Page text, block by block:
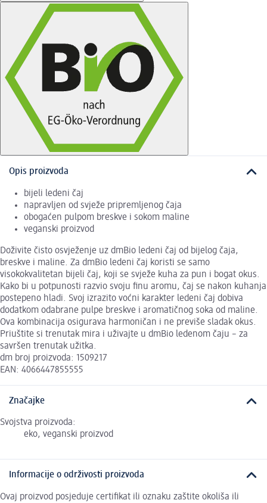
Opis proizvoda
bijeli ledeni čaj
napravljen od svježe pripremljenog čaja
obogaćen pulpom breskve i sokom maline
veganski proizvod
Doživite čisto osvježenje uz dmBio ledeni čaj od bijelog čaja,
breskve i maline. Za dmBio ledeni čaj koristi se samo
visokokvalitetan bijeli čaj, koji se svježe kuha za pun i bogat okus.
Kako bi u potpunosti razvio svoju finu aromu, čaj se nakon kuhanja
postepeno hladi. Svoj izrazito voćni karakter ledeni čaj dobiva
dodatkom odabrane pulpe breskve i aromatičnog soka od maline.
Ova kombinacija osigurava harmoničan i ne previše sladak okus.
Priuštite si trenutak mira i uživajte u dmBio ledenom čaju – za
savršen trenutak užitka.
dm broj proizvoda: 1509217
EAN: 4066447855555
Značajke
Svojstva proizvoda:
eko, veganski proizvod
Informacije o održivosti proizvoda
Ovaj proizvod posjeduje certifikat ili oznaku zaštite okoliša ili